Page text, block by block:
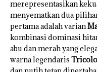
merepresentasikan
menyematkan dua
pertama adalah varian
kombinasi dominasi
abu dan merah yang
warna legendaris